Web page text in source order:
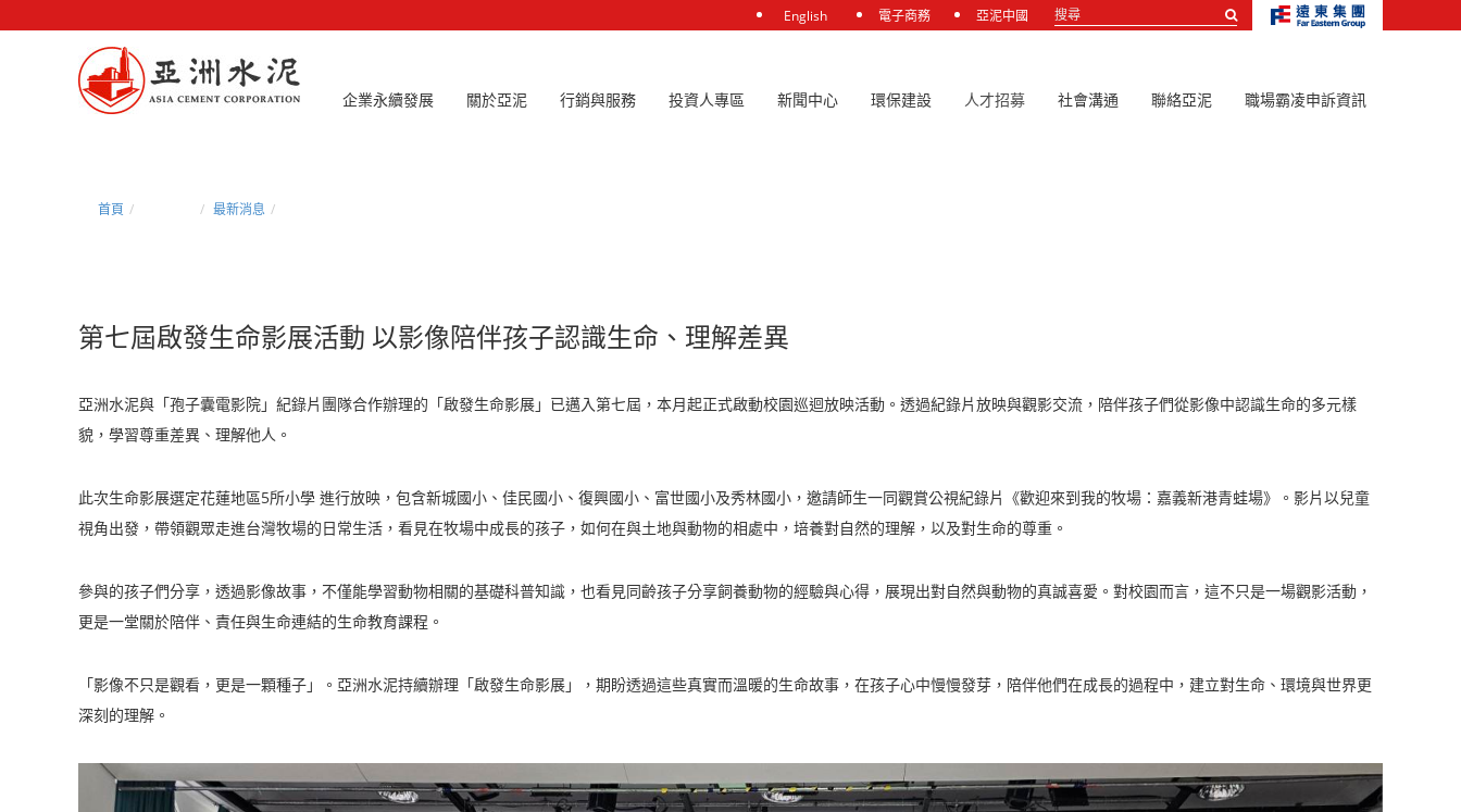
English 電子商務 亞泥中國
搜
企業永續發展 關於亞泥 行銷與服務 投資人專區 新聞中心 環保建設 人才招募 社會溝通 聯絡亞泥 職場霸凌申訴資訊
首頁 最新消息
第七屆啟發生命影展活動 以影像陪伴孩子認識生命、理解差異
亞洲水泥與「孢子囊電影院」紀錄片團隊合作辦理的「啟發生命影展」已邁入第七屆，本月起正式啟動校園巡迴放映活動。透過紀錄片放映與觀影交流，陪伴孩子們從影像中認識生命的多元樣
貌，學習尊重差異、理解他人。
此次生命影展選定花蓮地區5所小學 進行放映，包含新城國小、佳民國小、復興國小、富世國小及秀林國小，邀請師生一同觀賞公視紀錄片《歡迎來到我的牧場：嘉義新港青蛙場》。影片以兒童
視角出發，帶領觀眾走進台灣牧場的日常生活，看見在牧場中成長的孩子，如何在與土地與動物的相處中，培養對自然的理解，以及對生命的尊重。
參與的孩子們分享，透過影像故事，不僅能學習動物相關的基礎科普知識，也看見同齡孩子分享飼養動物的經驗與心得，展現出對自然與動物的真誠喜愛。對校園而言，這不只是一場觀影活動，
更是一堂關於陪伴、責任與生命連結的生命教育課程。
「影像不只是觀看，更是一顆種子」。亞洲水泥持續辦理「啟發生命影展」，期盼透過這些真實而溫暖的生命故事，在孩子心中慢慢發芽，陪伴他們在成長的過程中，建立對生命、環境與世界更
深刻的理解。